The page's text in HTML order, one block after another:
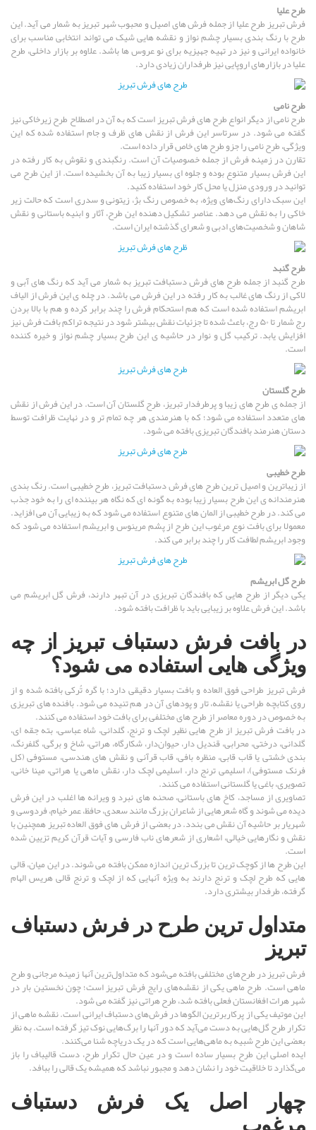
طرح علیا
فرش تبریز طرح علیا از جمله فرش های اصیل و محبوب شهر تبریز به شمار می آید. این
طرح با رنگ بندی بسیار چشم نواز و نقشه هایی شیک می تواند انتخابی مناسب برای
خانواده ایرانی و نیز در تهیه جهیزیه برای نو عروس ها باشد. علاوه بر بازار داخلی، طرح
علیا در بازارهای اروپایی نیز طرفداران زیادی دارد.
طرح نامی
طرح نامی از دیگر انواع طرح های فرش تبریز است که به آن در اصطلاح طرح زیرخاکی نیز
گفته می شود. در سرتاسر این فرش از نقش های ظرف و جام استفاده شده که این
ویژگی، طرح نامی را جزو طرح های خاص قرار داده است.
تقارن در زمینه فرش از جمله خصوصیات آن است. رنگبندی و نقوش به کار رفته در
این فرش بسیار متنوع بوده و جلوه ای بسیار زیبا به آن بخشیده است. از این طرح می
توانید در ورودی منزل یا محل کار خود استفاده کنید.
این سبک دارای رنگ‌های ویژه، به خصوص رنگ بژ، زیتونی و سدری است که حالت زیر
خاکی را به نقش می‌ دهد. عناصر تشکیل دهنده این طرح، آثار و ابنیه باستانی و نقش
شاهان و شخصیت‌های ادبی و شعرای گذشته ایران است.
طرح گنبد
طرح گنبد از جمله طرح های فرش دستبافت تبریز به شمار می آید که رنگ های آبی و
لاکی از رنگ های غالب به کار رفته در این فرش می باشد. در چله ی این فرش از الیاف
ابریشم استفاده شده است که هم استحکام فرش را چند برابر کرده و هم با بالا بردن
رج شمار تا ۵۰ رج، باعث شده تا جزئیات نقش بیشتر شود در نتیجه تراکم بافت فرش نیز
افزایش یابد. ترکیب گل و نوار در حاشیه ی این طرح بسیار چشم نواز و خیره کننده
است.
طرح گلستان
از جمله ی طرح های زیبا و پرطرفدار تبریز، طرح گلستان آن است. در این فرش از نقش
های متعدد استفاده می شود؛ که با هنرمندی هر چه تمام تر و در نهایت ظرافت توسط
دستان هنرمند بافندگان تبریزی بافته می شود.
طرح خطیبی
از زیباترین و اصیل ترین طرح های فرش دستبافت تبریز، طرح خطیبی است. رنگ بندی
هنرمندانه ی این طرح بسیار زیبا بوده به گونه ای که نگاه هر بیننده ای را به خود جذب
می کند. در طرح خطیبی از المان های متنوع استفاده می شود که به زیبایی آن می افزاید.
معمولا برای بافت نوع مرغوب این طرح از پشم مرینوس و ابریشم استفاده می شود که
وجود ابریشم لطافت کار را چند برابر می کند.
طرح گل ابریشم
یکی دیگر از طرح هایی که بافندگان تبریزی در آن تبهر دارند، فرش گل ابریشم می
باشد. این فرش علاوه بر زیبایی باید با ظرافت بافته شود.
در بافت فرش دستباف تبریز از چه
ویژگی هایی استفاده می شود؟
فرش تبریز طراحی فوق العاده و بافت بسیار دقیقی دارد؛ با گره تُرکی بافته شده و از
روی کتابچه طراحی یا نقشه، تار و پودهای آن در هم تنیده می شود. بافنده های تبریزی
به خصوص در دوره معاصر از طرح های مختلفی برای بافت خود استفاده می کنند.
در بافت فرش تبریز از طرح هایی نظیر لچک و ترنج، گلدانی، شاه عباسی، بته جقه ای،‌
گلدانی، درختی، محرابی، قندیل دار، حیوان‌دار، شکارگاه، هراتی، شاخ و برگی، گلفرنگ،
بندی خشتی یا قاب‌ قابی، منظره‌ بافی، قاب‌ قرآنی و نقش‌ های هندسی، مستوفی (کل
فرنک مستوفی)، اسلیمی ترنج دار، اسلیمی لچک دار، نقش ماهی یا هراتی، مینا خانی،
تصویری، باغی یا گلستانی استفاده می کنند.
تصاویری از مساجد، کاخ های باستانی، صحنه های نبرد و ویرانه ها اغلب در این فرش
دیده می شوند و گاه شعرهایی از شاعران بزرگ مانند سعدی، حافظ، عمر خیام، فردوسی و
شهریار بر حاشیه آن نقش می بندد. در بعضی از فرش های فوق العاده تبریز همچنین با
نقش و نگارهایی خیالی، اشعاری از شعرهای ناب فارسی و آیات قرآن کریم تزیین شده
است.
این طرح ها از کوچک ترین تا بزرگ ترین اندازه ممکن بافته می شوند. در این میان، قالی
هایی که طرح لچک و ترنج دارند به ویژه آنهایی که از لچک و ترنج قالی هریس الهام
گرفته، طرفدار بیشتری دارد.
متداول ترین طرح در فرش دستباف
تبریز
فرش تبریز در طرح‌های مختلفی بافته می‌شود که متداول‌ترین آنها زمینه مرجانی و طرح
ماهی است. طرح ماهی یکی از نقشه‌های رایج فرش تبریز است؛ چون نخستین بار در
شهر هرات افغانستان فعلی بافته شد، طرح هراتی نیز گفته می ‌شود.
این موتیف یکی از پرکاربرترین الگوها در فرش‌های دستباف ایرانی است. نقشه ماهی از
تکرار طرح گل‌هایی به دست می‌آید که دور آنها را برگ‌هایی نوک تیز گرفته است. به نظر
بعضی این طرح شبیه به ماهی‌هایی است که در یک دریاچه شنا می‌کنند.
ایده اصلی این طرح بسیار ساده است و در عین حال تکرار طرح، دست قالیباف را باز
می‌گذارد تا خلاقیت خود را نشان دهد و مجبور نباشد که همیشه یک قالی را ببافد.
چهار اصل یک فرش دستباف
مرغوب